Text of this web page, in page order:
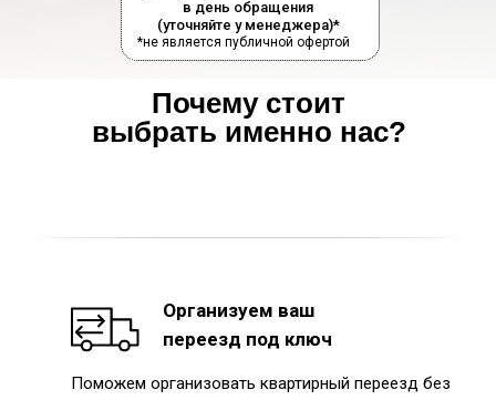
в день обращения
(уточняйте у менеджера)*
*не является публичной офертой
Почему стоит
выбрать именно нас?
Организуем ваш
переезд под ключ
Поможем организовать квартирный переезд без